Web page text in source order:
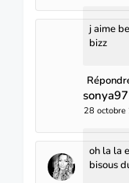
j aime
bizz
28
oh la la
bisous